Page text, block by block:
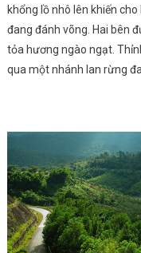
khổng lồ nhô lên khiến
đang đánh võng. Hai bên
tỏa hương ngào ngạt.
qua một nhánh lan rừng